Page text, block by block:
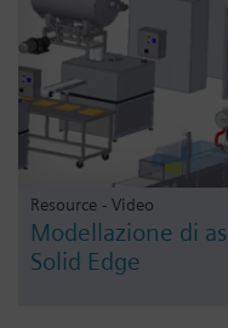
Resource - Video
Modellazione di
Solid Edge